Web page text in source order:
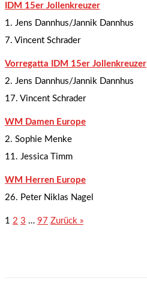
IDM 15er Jollenkreuzer
1. Jens Dannhus/Jannik Dannhus
7. Vincent Schrader
Vorregatta IDM 15er Jollenkreuzer
2. Jens Dannhus/Jannik Dannhus
17. Vincent Schrader
WM Damen Europe
2. Sophie Menke
11. Jessica Timm
WM Herren Europe
26. Peter Niklas Nagel
1 2 3 … 97 Zurück »